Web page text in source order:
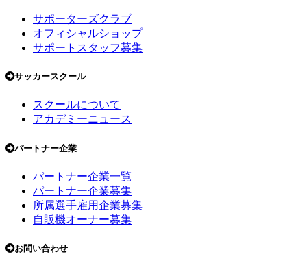
サポーターズクラブ
オフィシャルショップ
サポートスタッフ募集
サッカースクール
スクールについて
アカデミーニュース
パートナー企業
パートナー企業一覧
パートナー企業募集
所属選手雇用企業募集
自販機オーナー募集
お問い合わせ